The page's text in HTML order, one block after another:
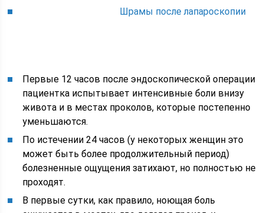
Шрамы после лапароскопии
Первые 12 часов после эндоскопической операции
пациентка испытывает интенсивные боли внизу
живота и в местах проколов, которые постепенно
уменьшаются.
По истечении 24 часов (у некоторых женщин это
может быть более продолжительный период)
болезненные ощущения затихают, но полностью не
проходят.
В первые сутки, как правило, ноющая боль